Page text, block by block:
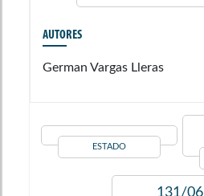
AUTORES
German Vargas Lleras
ESTADO
131/06